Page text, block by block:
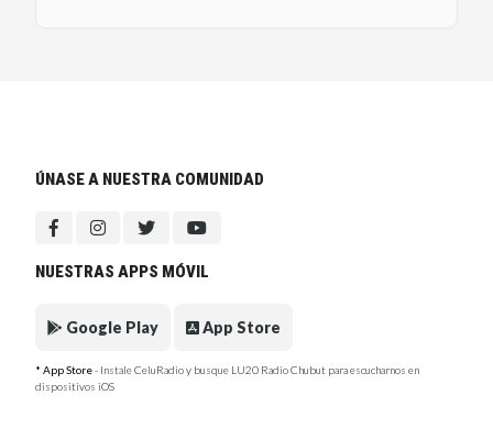
ÚNASE A NUESTRA COMUNIDAD
NUESTRAS APPS MÓVIL
Google Play App Store
* App Store- Instale CeluRadio y busque LU20 Radio Chubut para escucharnos en
dispositivos iOS